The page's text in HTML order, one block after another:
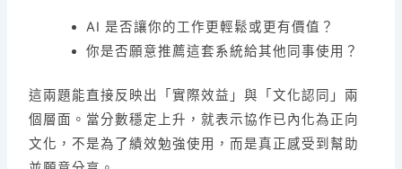
AI 是否讓你的工作更輕鬆或更有價值？
你是否願意推薦這套系統給其他同事使用？
這兩題能直接反映出「實際效益」與「文化認同」兩
個層面。當分數穩定上升，就表示協作已內化為正向
文化，不是為了績效勉強使用，而是真正感受到幫助